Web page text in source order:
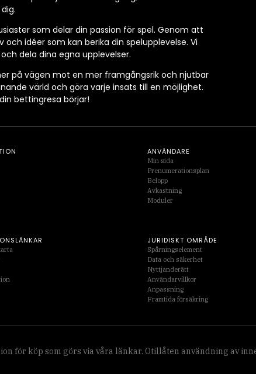
som delar din passion för spel. Genom att
idéer som kan berika din spelupplevelse. Vi
dela dina egna upplevelser.
på vägen mot en mer framgångsrik och njutbar
värld och göra varje insats till en möjlighet.
bettingresa börjar!
för köp som görs via våra länkar. Otillåten användning av
ANVÄNDARE
Min sida
Prenumerationsplan
Belopp
Avkastning
Moduler
JURIDISKT OMRÅDE
Spårningselement
Data och säkerhet
Nyttjanderätt
Användarvillkor
Anpassning
Framtida försäkring